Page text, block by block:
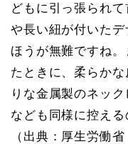
どもに引っ張られ
や長い紐が付いた
ほうが無難ですね
たときに、柔らか
りな金属製のネッ
なども同様に控える
（出典：厚生労働省